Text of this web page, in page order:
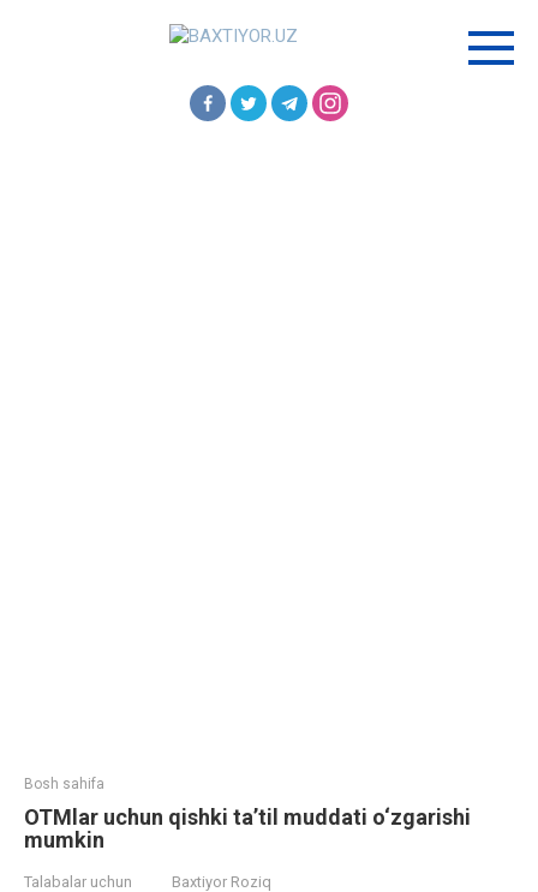
Bosh sahifa
OTMlar uchun qishki ta’til muddati o‘zgarishi
mumkin
Talabalar uchun Baxtiyor Roziq